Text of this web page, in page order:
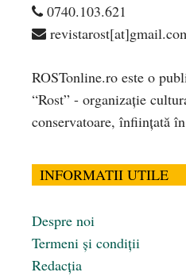
0740.103.621
ROSTonline.ro este o
“Rost” - organizaţie
conservatoare, înfiinţată
INFORMATII UTILE
Despre noi
Termeni și condiții
Redacția